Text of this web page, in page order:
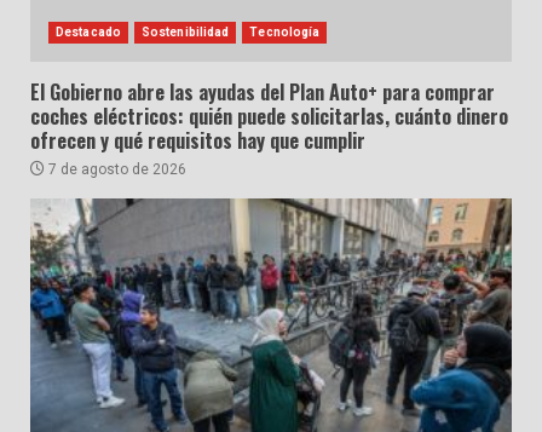
Destacado Sostenibilidad Tecnología
El Gobierno abre las ayudas del Plan Auto+ para comprar
coches eléctricos: quién puede solicitarlas, cuánto dinero
ofrecen y qué requisitos hay que cumplir
7 de agosto de 2026